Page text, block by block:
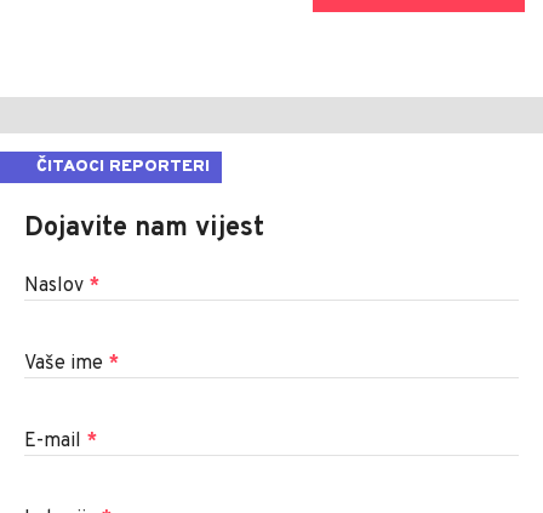
ČITAOCI REPORTERI
Dojavite nam vijest
Naslov *
Vaše ime *
E-mail *